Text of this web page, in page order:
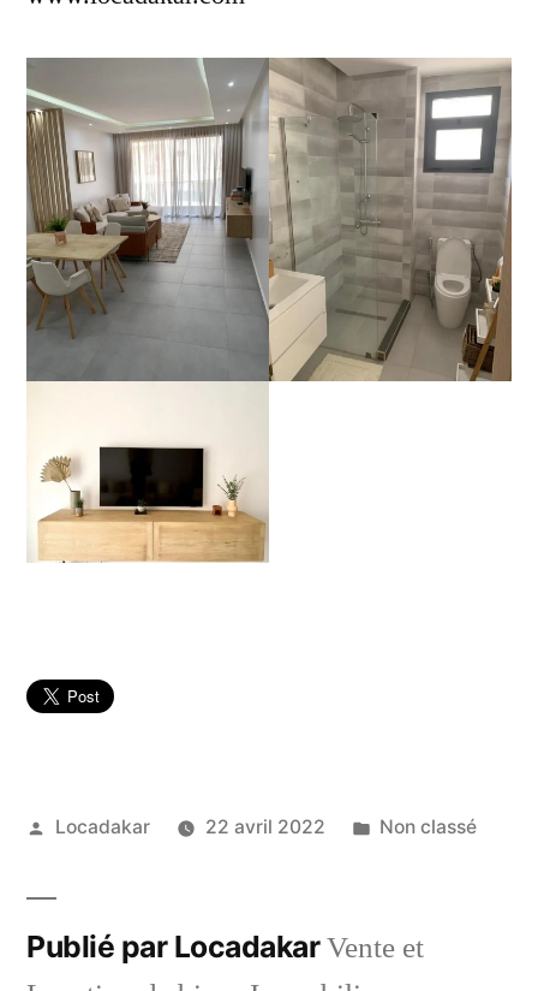
Publié
Locadakar 22 avril 2022
Publié
Non classé
Publié par LocadakarVente et